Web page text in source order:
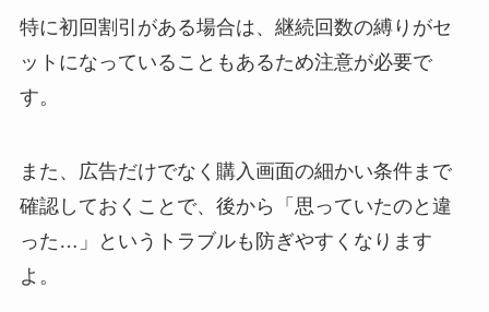
特に初回割引がある場合は、継続回数の縛りがセ
ットになっていることもあるため注意が必要で
す。
また、広告だけでなく購入画面の細かい条件まで
確認しておくことで、後から「思っていたのと違
った…」というトラブルも防ぎやすくなります
よ。